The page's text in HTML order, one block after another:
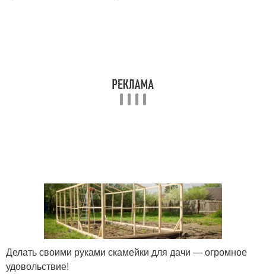
Делать своими руками скамейки для дачи — огромное
удовольствие!